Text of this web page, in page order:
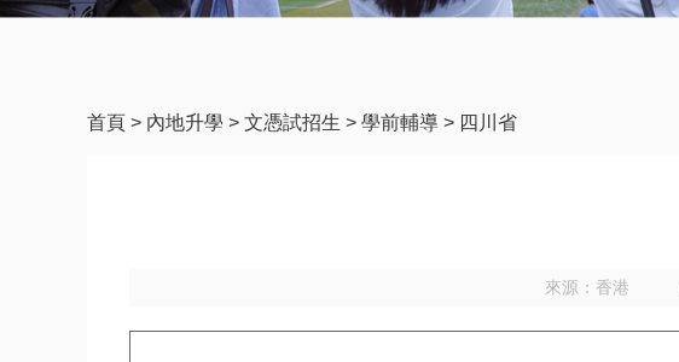
首頁 > 內地升學 > 文憑試招生 > 學前輔導 > 四川省
來源：香港